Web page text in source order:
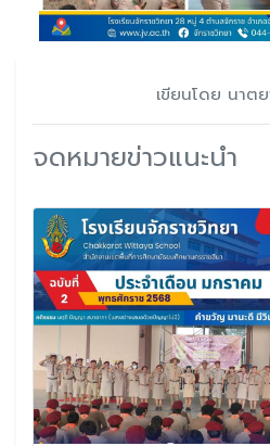
เขียนโดย นาต
จดหมายข่าวแนะนำ